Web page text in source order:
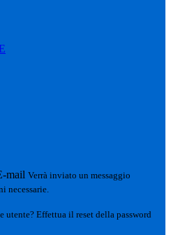
mail Verrà inviato un messaggio
necessarie.
utente? Effettua il reset della password